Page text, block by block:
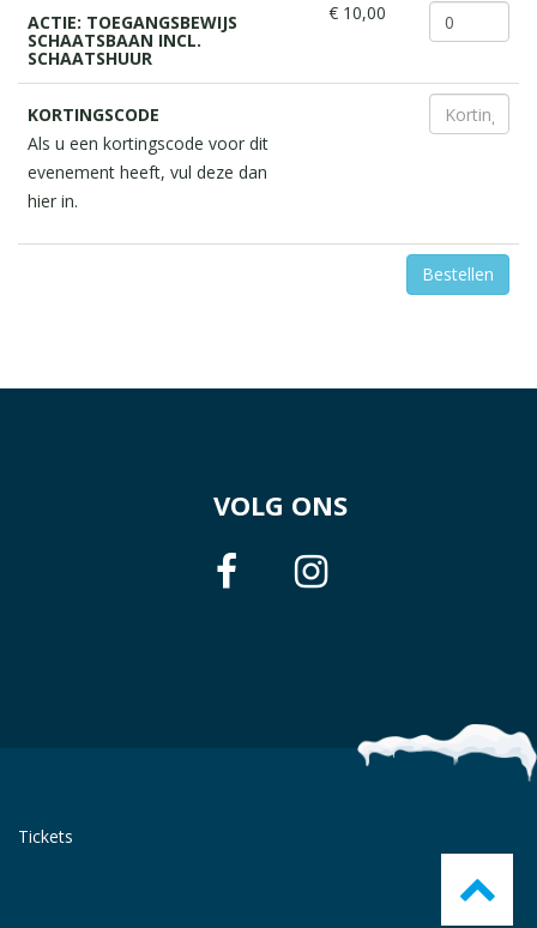
ACTIE: TOEGANGSBEWIJS
SCHAATSBAAN INCL.
SCHAATSHUUR
€ 10,00
KORTINGSCODE
Als u een kortingscode voor dit
evenement heeft, vul deze dan
hier in.
Bestellen
VOLG ONS
Tickets